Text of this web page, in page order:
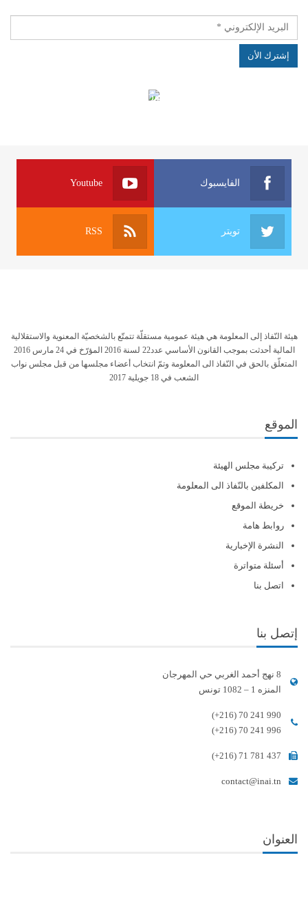
الهياكل الخاضعة لقانون النفاذ إلى المعلومة
الفايسبوك Youtube
تويتر RSS
هيئة النّفاذ إلى المعلومة هي هيئة عمومية مستقلّة تتمتّع بالشخصيّة المعنوية والاستقلالية
المالية أحدثت بموجب القانون الأساسي عدد22 لسنة 2016 المؤرّخ في 24 مارس 2016
المتعلّق بالحق في النّفاذ الى المعلومة وتمّ انتخاب أعضاء مجلسها من قبل مجلس نواب
الشعب في 18 جويلية 2017
الموقع
تركيبة مجلس الهيئة
المكلفين بالنّفاذ الى المعلومة
خريطة الموقع
روابط هامة
النشرة الإخبارية
أسئلة متواترة
اتصل بنا
إتصل بنا
8 نهج أحمد الغربي حي المهرجان
المنزه 1 – 1082 تونس
(+216) 70 241 990
(+216) 70 241 996
(+216) 71 781 437
contact@inai.tn
العنوان